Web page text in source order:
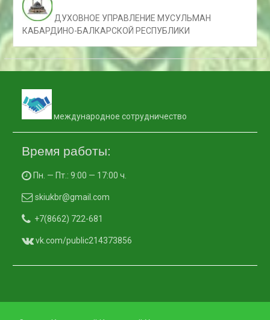
ДУХОВНОЕ УПРАВЛЕНИЕ МУСУЛЬМАН
КАБАРДИНО-БАЛКАРСКОЙ РЕСПУБЛИКИ
международное сотрудничество
Время работы:
Пн. — Пт.: 9:00 — 17:00 ч.
skiukbr@gmail.com
+7(8662) 722-681
vk.com/public214373856